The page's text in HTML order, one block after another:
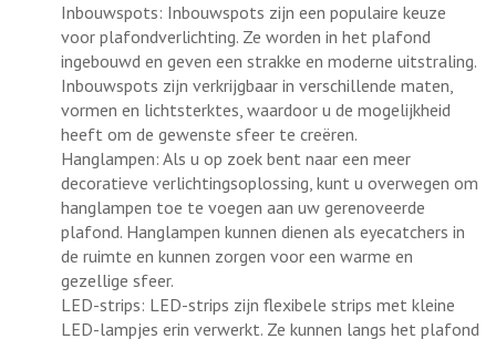
Inbouwspots: Inbouwspots zijn een populaire keuze
voor plafondverlichting. Ze worden in het plafond
ingebouwd en geven een strakke en moderne uitstraling.
Inbouwspots zijn verkrijgbaar in verschillende maten,
vormen en lichtsterktes, waardoor u de mogelijkheid
heeft om de gewenste sfeer te creëren.
Hanglampen: Als u op zoek bent naar een meer
decoratieve verlichtingsoplossing, kunt u overwegen om
hanglampen toe te voegen aan uw gerenoveerde
plafond. Hanglampen kunnen dienen als eyecatchers in
de ruimte en kunnen zorgen voor een warme en
gezellige sfeer.
LED-strips: LED-strips zijn flexibele strips met kleine
LED-lampjes erin verwerkt. Ze kunnen langs het plafond